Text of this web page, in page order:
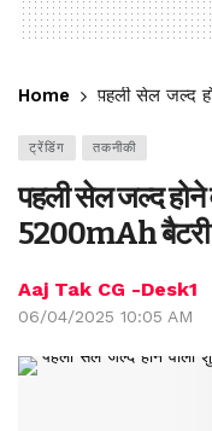
Home पहली सेल जल्द
ट्रेंडिंग तकनीकी
पहली सेल जल्द
5200mAh बैटरी
Aaj Tak CG -Desk1
06/04/2025 10:05 AM